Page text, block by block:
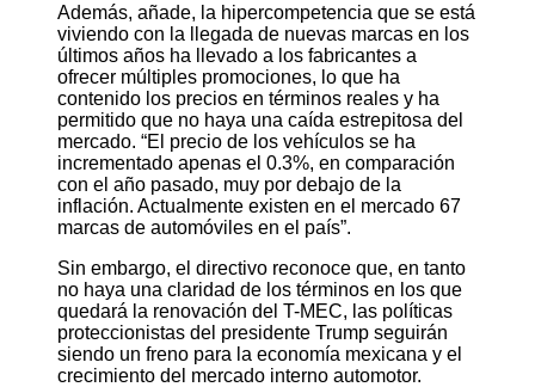
Además, añade, la hipercompetencia que se está
viviendo con la llegada de nuevas marcas en los
últimos años ha llevado a los fabricantes a
ofrecer múltiples promociones, lo que ha
contenido los precios en términos reales y ha
permitido que no haya una caída estrepitosa del
mercado. “El precio de los vehículos se ha
incrementado apenas el 0.3%, en comparación
con el año pasado, muy por debajo de la
inflación. Actualmente existen en el mercado 67
marcas de automóviles en el país”.
Sin embargo, el directivo reconoce que, en tanto
no haya una claridad de los términos en los que
quedará la renovación del T-MEC, las políticas
proteccionistas del presidente Trump seguirán
siendo un freno para la economía mexicana y el
crecimiento del mercado interno automotor.